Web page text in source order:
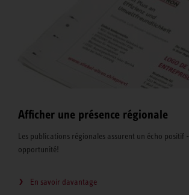
Afficher une présence régionale
Les publications régionales assurent un écho positif
opportunité!
En savoir davantage